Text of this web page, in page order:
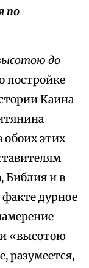
по
до
постройке
Каина
обоих этих
Библия и в
дурное
«высотою
разумеется,